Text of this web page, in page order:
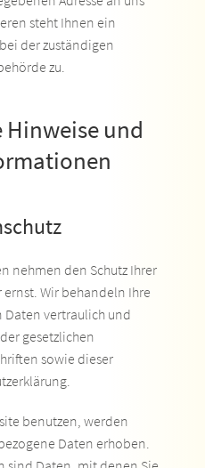
steht Ihnen ein
der zuständigen
zu.
Hinweise und
nehmen den Schutz Ihrer
Wir behandeln Ihre
vertraulich und
gesetzlichen
sowie dieser
benutzen, werden
Daten erhoben.